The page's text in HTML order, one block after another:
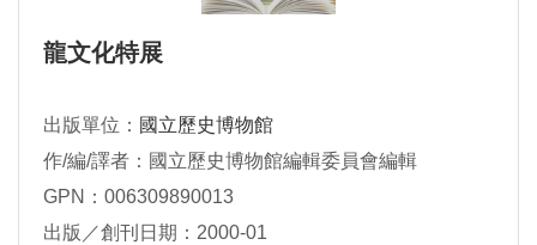
龍文化特展
出版單位： 國立歷史博物館
作/編/譯者：國立歷史博物館編輯委員會編輯
GPN：006309890013
出版／創刊日期：2000-01